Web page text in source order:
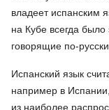
владеет испанским
на Кубе всегда
говорящие по-русски.
Испанский язык
например в
из наиболее